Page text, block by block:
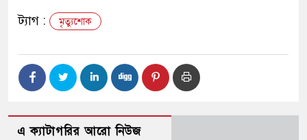
ট্যাগ : মৃত্যুশোক
এ ক্যাটাগরির আরো নিউজ